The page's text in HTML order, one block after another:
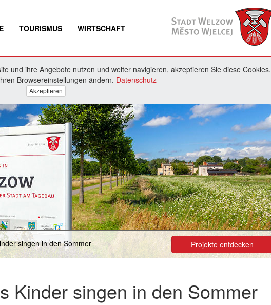
TOURISMUS WIRTSCHAFT
und ihre Angebote nutzen und weiter navigieren, akzeptieren Sie diese Cookies.
Browsereinstellungen ändern. Datenschutz
Akzeptieren
singen in den Sommer Projekte entdecken
Kinder singen in den Sommer